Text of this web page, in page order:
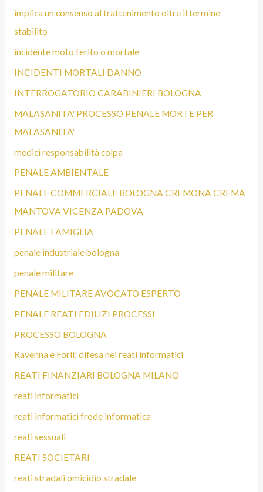
implica un consenso al trattenimento oltre il termine
stabilito
incidente moto ferito o mortale
INCIDENTI MORTALI DANNO
INTERROGATORIO CARABINIERI BOLOGNA
MALASANITA' PROCESSO PENALE MORTE PER
MALASANITA'
medici responsabilità colpa
PENALE AMBIENTALE
PENALE COMMERCIALE BOLOGNA CREMONA CREMA
MANTOVA VICENZA PADOVA
PENALE FAMIGLIA
penale industriale bologna
penale militare
PENALE MILITARE AVOCATO ESPERTO
PENALE REATI EDILIZI PROCESSI
PROCESSO BOLOGNA
Ravenna e Forlì: difesa nei reati informatici
REATI FINANZIARI BOLOGNA MILANO
reati informatici
reati informatici frode informatica
reati sessuali
REATI SOCIETARI
reati stradali omicidio stradale